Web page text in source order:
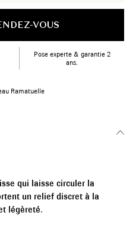
VOUS
Pose experte & garantie 2
ans.
Ramatuelle
qui laisse circuler la
un relief discret à la
légèreté.